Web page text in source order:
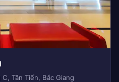
Tân Tiến, Bắc Giang